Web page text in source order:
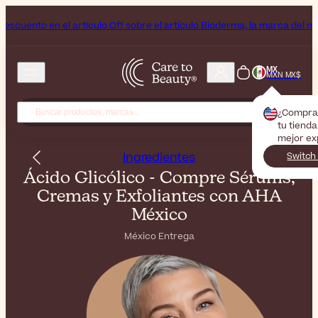
Off sobre el artículo Bioderma, la marca del mes Fin de semana
MX
MXN MX$
tu
mejor
Ingredientes
Ácido Glicólico - Compre Sérums,
Cremas y Exfoliantes con AHA
México
México Entrega